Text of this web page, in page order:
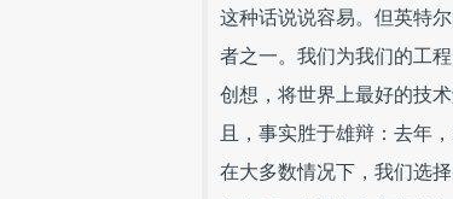
这种话说说容易。但英特
者之一。我们为我们的工
创想，将世界上最好的技
且，事实胜于雄辩：去年
在大多数情况下，我们选